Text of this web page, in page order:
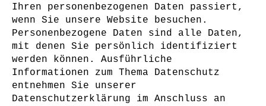
Ihren personenbezogenen Daten passiert,
wenn Sie unsere Website besuchen.
Personenbezogene Daten sind alle Daten,
mit denen Sie persönlich identifiziert
werden können. Ausführliche
Informationen zum Thema Datenschutz
entnehmen Sie unserer
Datenschutzerklärung im Anschluss an